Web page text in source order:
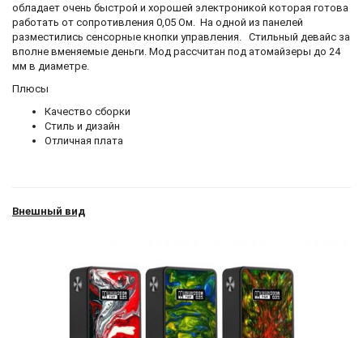
обладает очень быстрой и хорошей электроникой которая готова
работать от сопротивления 0,05 Ом. На одной из панелей
разместились сенсорные кнопки управления. Стильный девайс за
вполне вменяемые деньги. Мод рассчитан под атомайзеры до 24
мм в диаметре.
Плюсы
Качество сборки
Стиль и дизайн
Отличная плата
Внешный вид